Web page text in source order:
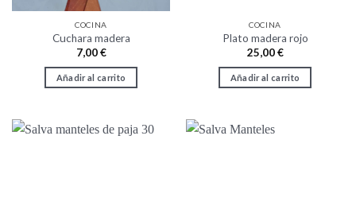
COCINA
Cuchara madera
7,00€
Añadir al carrito
COCINA
Plato madera rojo
25,00€
Añadir al carrito